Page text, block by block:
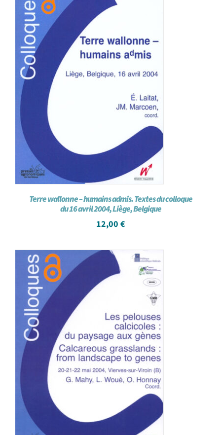
Achat en ligne
Panier WooCommerce
Terre wallonne – humains admis. Textes du colloque
du 16 avril 2004, Liège, Belgique
12,00 €